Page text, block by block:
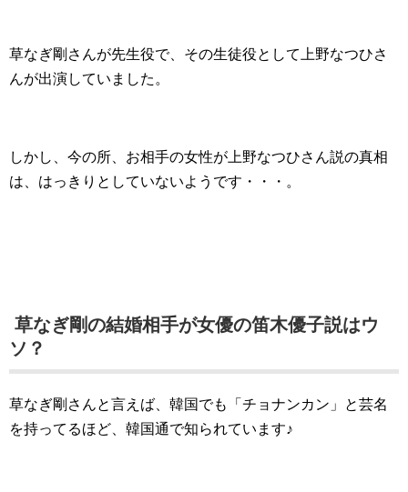
草なぎ剛さんが先生役で、その生徒役として上野なつひさ
んが出演していました。
しかし、今の所、お相手の女性が上野なつひさん説の真相
は、はっきりとしていないようです・・・。
草なぎ剛の結婚相手が女優の笛木優子説はウ
ソ？
草なぎ剛さんと言えば、韓国でも「チョナンカン」と芸名
を持ってるほど、韓国通で知られています♪